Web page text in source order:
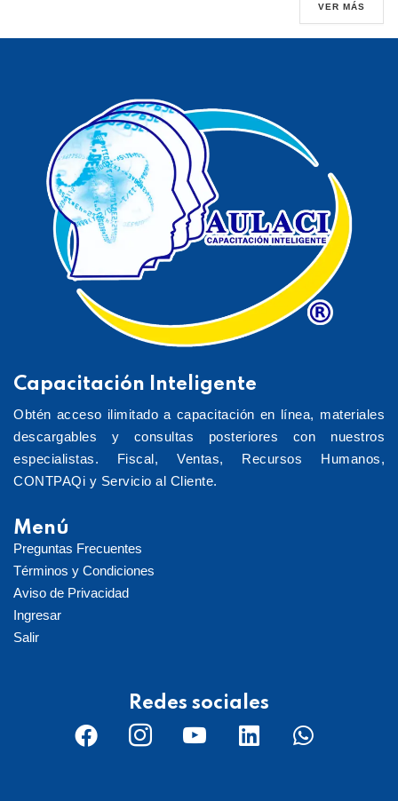
VER MÁS
Capacitación Inteligente
Obtén acceso ilimitado a capacitación en línea, materiales
descargables y consultas posteriores con nuestros
especialistas. Fiscal, Ventas, Recursos Humanos,
CONTPAQi y Servicio al Cliente.
Menú
Preguntas Frecuentes
Términos y Condiciones
Aviso de Privacidad
Ingresar
Salir
Redes sociales